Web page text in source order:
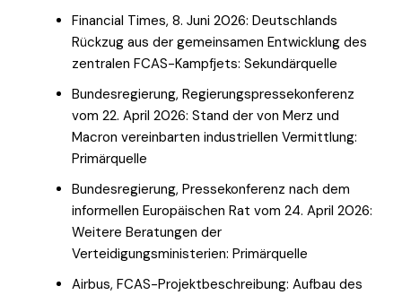
Financial Times, 8. Juni 2026: Deutschlands
Rückzug aus der gemeinsamen Entwicklung des
zentralen FCAS-Kampfjets: Sekundärquelle
Bundesregierung, Regierungspressekonferenz
vom 22. April 2026: Stand der von Merz und
Macron vereinbarten industriellen Vermittlung:
Primärquelle
Bundesregierung, Pressekonferenz nach dem
informellen Europäischen Rat vom 24. April 2026:
Weitere Beratungen der
Verteidigungsministerien: Primärquelle
Airbus, FCAS-Projektbeschreibung: Aufbau des